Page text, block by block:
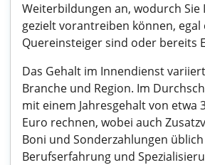
Weiterbildungen an, wodurch Sie
gezielt vorantreiben können, egal
Quereinsteiger sind oder bereits
Das Gehalt im Innendienst
Branche und Region. Im
mit einem Jahresgehalt von etwa
Euro rechnen, wobei auch
Boni und Sonderzahlungen
Berufserfahrung und